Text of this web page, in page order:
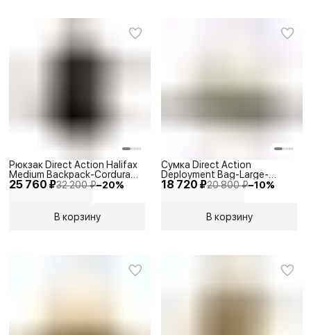
25 760 ₽32 200 ₽−20%
Рюкзак Direct Action Halifax
Medium Backpack-Cordura
Black 40л
В корзину
18 720 ₽20 800 ₽−10%
Сумка Direct Action
Deployment Bag-Large-
Cordura Adaptive Green
В корзину